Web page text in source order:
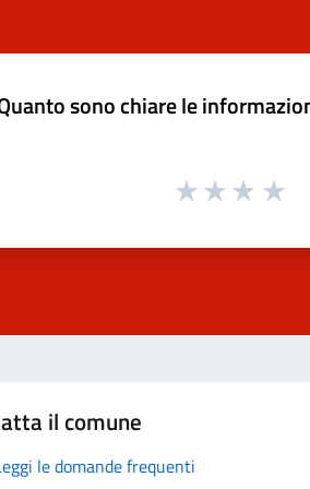
sono chiare le
il comune
le domande frequenti